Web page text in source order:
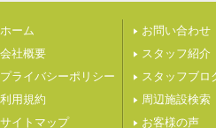
ホーム
会社概要
プライバシーポリシー
利用規約
サイトマップ
お問い合わせ
スタッフ紹介
スタッフブロ
周辺施設検索
お客様の声